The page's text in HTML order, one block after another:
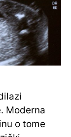
Moderna
o tome